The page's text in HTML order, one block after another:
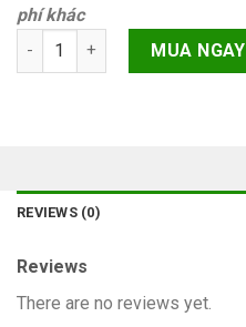
phí khác
Pin Oppo A15s quantityMUA NGAY
REVIEWS (0)
Reviews
There are no reviews yet.